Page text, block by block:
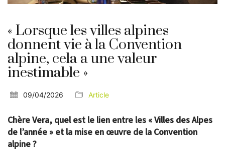
« Lorsque les villes alpines
donnent vie à la Convention
alpine, cela a une valeur
inestimable »
09/04/2026 Article
Chère Vera, quel est le lien entre les « Villes des Alpes
de l’année » et la mise en œuvre de la Convention
alpine ?